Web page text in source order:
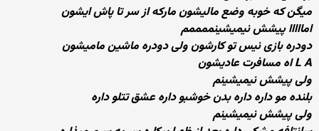
میگن كه خوبه وضع مالیشون ماركه از سر تا پاش ایشون
امااااا پیشش نیمیشینممممم
دودره بازی نیس تو كارشون ولی دودره ماشین مامیشون
L A اه مسافرت عادیشون
ولی پیشش نیمیشینم
بلنده مو داره داره بدن خوشبو داره عشق تتلو داره
ولی پیشش نیمیشینم